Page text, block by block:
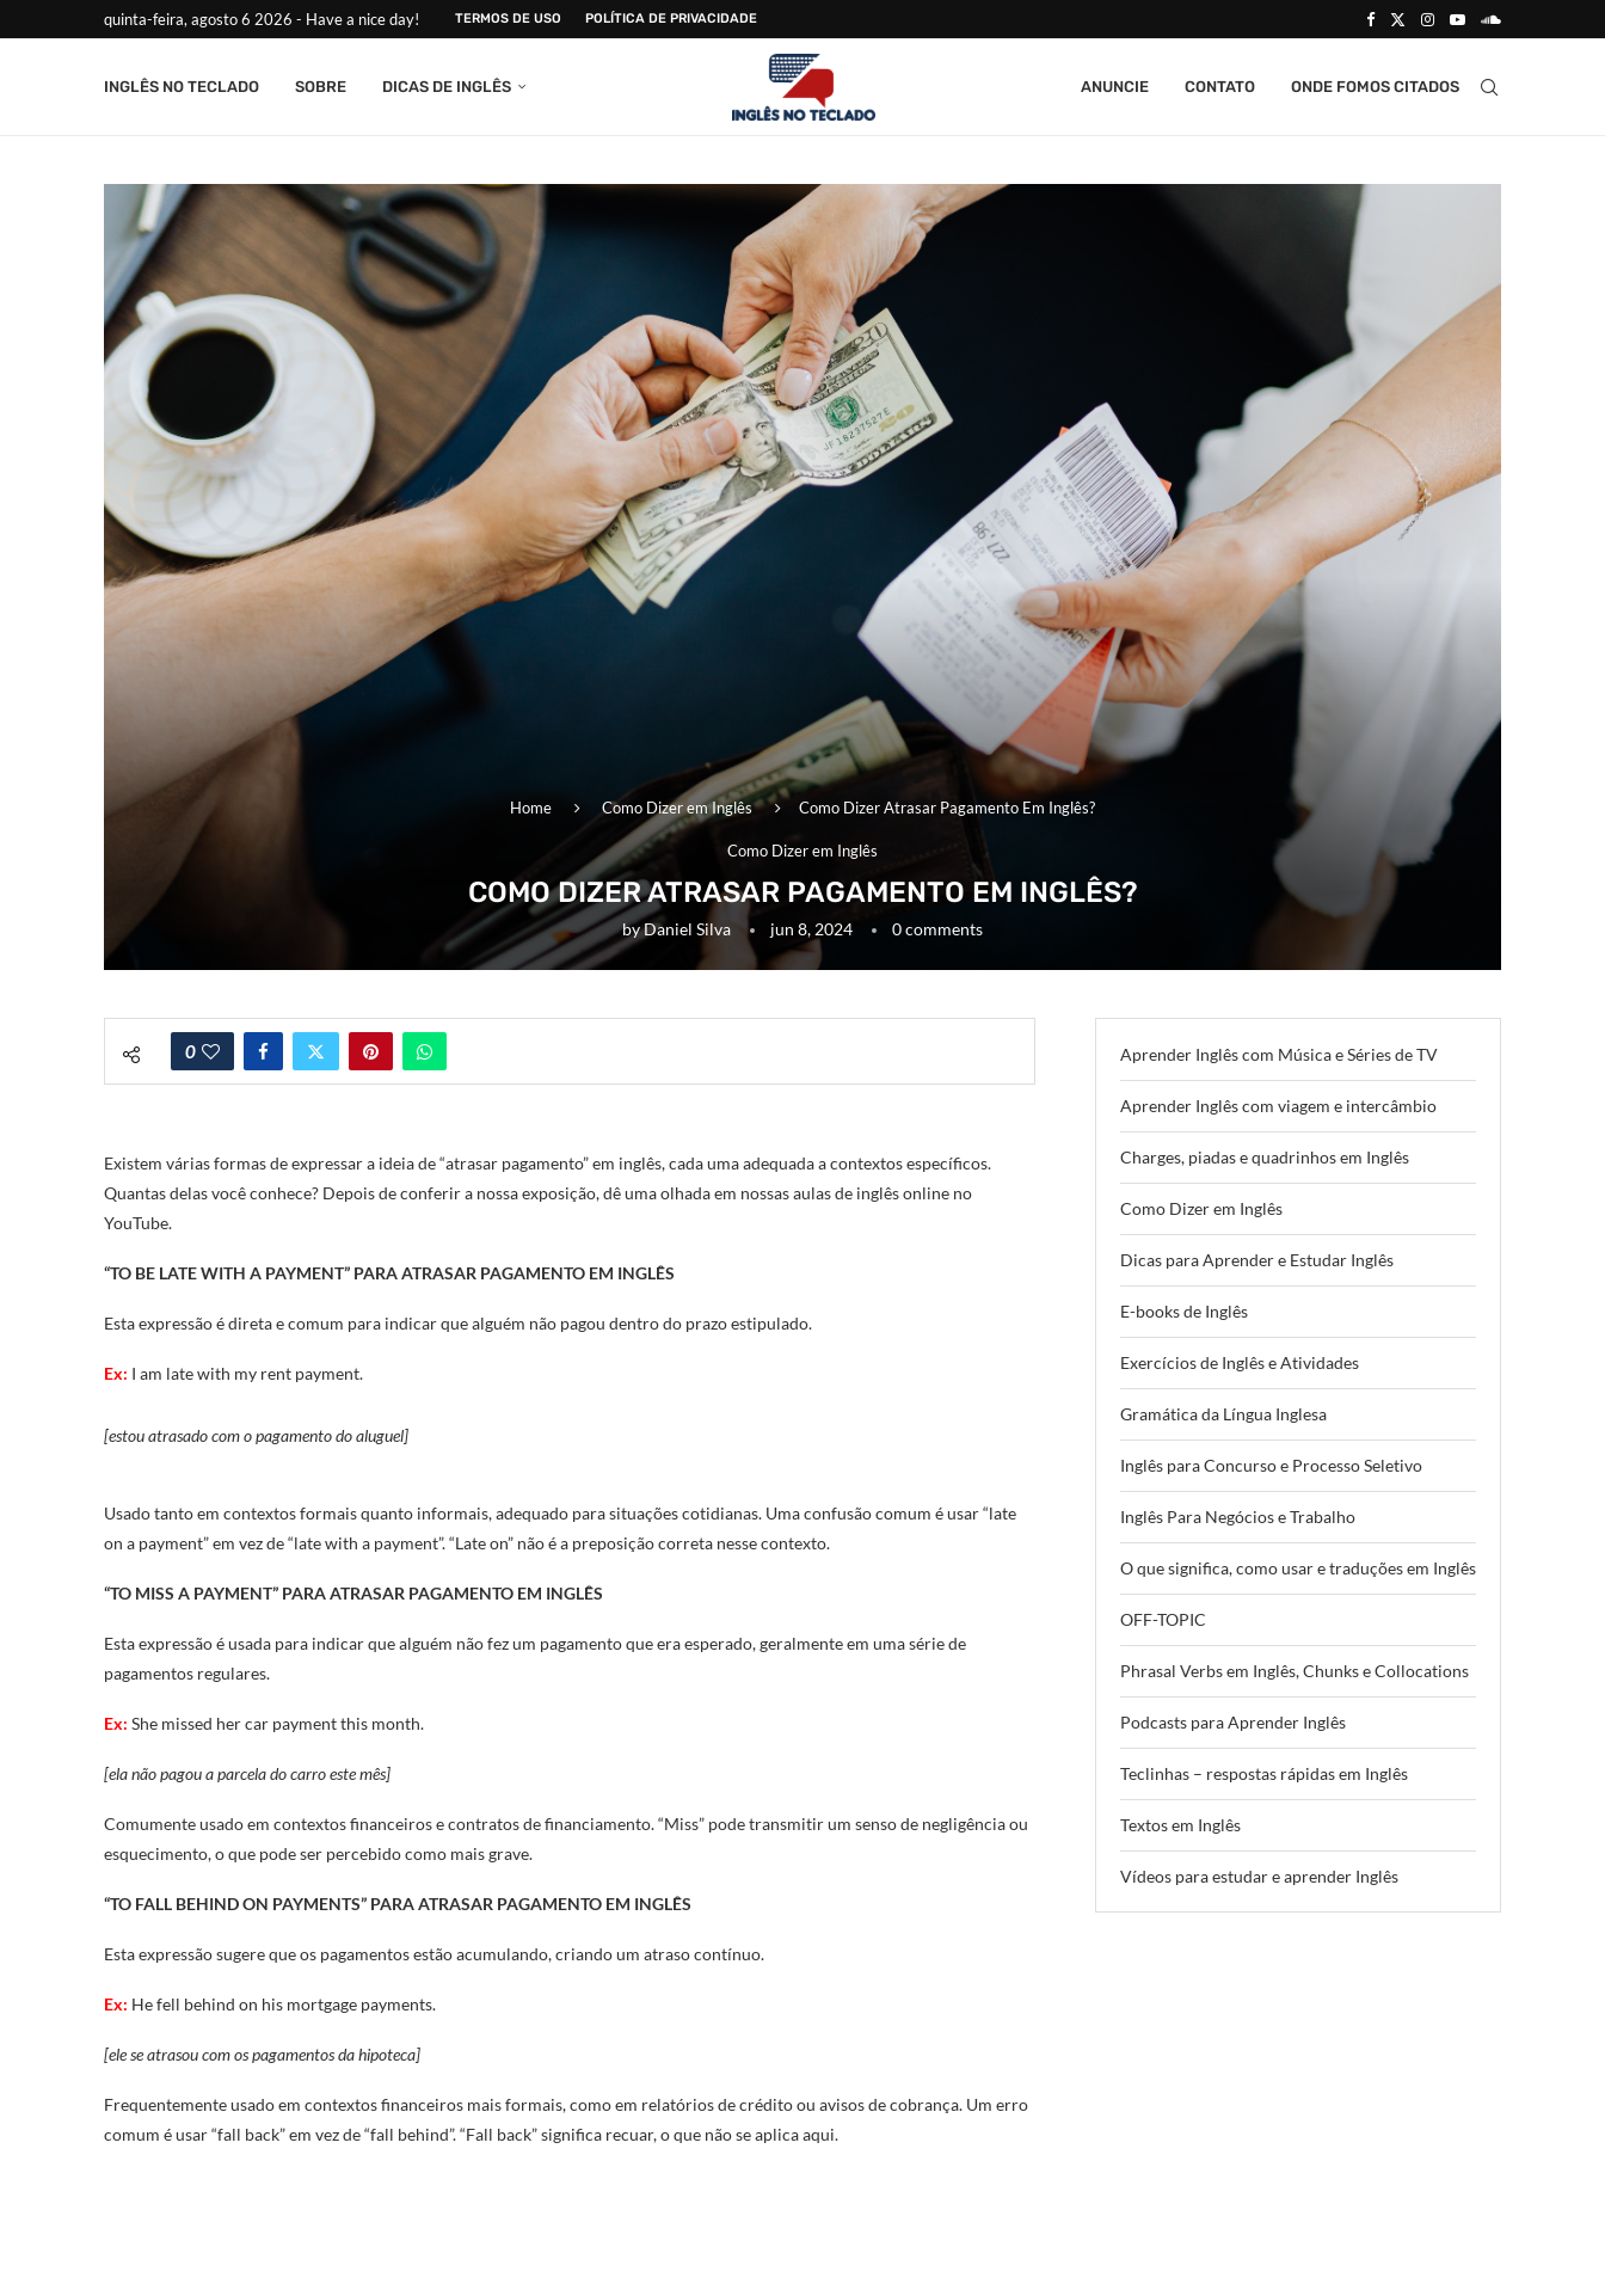
quinta-feira, agosto 6 2026 - Have a nice day! TERMOS DE USO POLÍTICA DE PRIVACIDADE
INGLÊS NO TECLADO SOBRE DICAS DE INGLÊS ANUNCIE CONTATO ONDE FOMOS CITADOS
Home Como Dizer em Inglês Como Dizer Atrasar Pagamento Em Inglês?
Como Dizer em Inglês
COMO DIZER ATRASAR PAGAMENTO EM INGLÊS?
byDaniel Silva jun 8, 2024 0 comments
0
Existem várias formas de expressar a ideia de “atrasar pagamento” em inglês, cada uma adequada a contextos específicos.
Quantas delas você conhece? Depois de conferir a nossa exposição, dê uma olhada em nossas aulas de inglês online no
YouTube.
“TO BE LATE WITH A PAYMENT” PARA ATRASAR PAGAMENTO EM INGLÊS
Esta expressão é direta e comum para indicar que alguém não pagou dentro do prazo estipulado.
Ex: I am late with my rent payment.
[estou atrasado com o pagamento do aluguel]
Usado tanto em contextos formais quanto informais, adequado para situações cotidianas. Uma confusão comum é usar “late
on a payment” em vez de “late with a payment”. “Late on” não é a preposição correta nesse contexto.
“TO MISS A PAYMENT” PARA ATRASAR PAGAMENTO EM INGLÊS
Esta expressão é usada para indicar que alguém não fez um pagamento que era esperado, geralmente em uma série de
pagamentos regulares.
Ex: She missed her car payment this month.
[ela não pagou a parcela do carro este mês]
Comumente usado em contextos financeiros e contratos de financiamento. “Miss” pode transmitir um senso de negligência ou
esquecimento, o que pode ser percebido como mais grave.
“TO FALL BEHIND ON PAYMENTS” PARA ATRASAR PAGAMENTO EM INGLÊS
Esta expressão sugere que os pagamentos estão acumulando, criando um atraso contínuo.
Ex: He fell behind on his mortgage payments.
[ele se atrasou com os pagamentos da hipoteca]
Frequentemente usado em contextos financeiros mais formais, como em relatórios de crédito ou avisos de cobrança. Um erro
comum é usar “fall back” em vez de “fall behind”. “Fall back” significa recuar, o que não se aplica aqui.
Aprender Inglês com Música e Séries de TV
Aprender Inglês com viagem e intercâmbio
Charges, piadas e quadrinhos em Inglês
Como Dizer em Inglês
Dicas para Aprender e Estudar Inglês
E-books de Inglês
Exercícios de Inglês e Atividades
Gramática da Língua Inglesa
Inglês para Concurso e Processo Seletivo
Inglês Para Negócios e Trabalho
O que significa, como usar e traduções em Inglês
OFF-TOPIC
Phrasal Verbs em Inglês, Chunks e Collocations
Podcasts para Aprender Inglês
Teclinhas – respostas rápidas em Inglês
Textos em Inglês
Vídeos para estudar e aprender Inglês